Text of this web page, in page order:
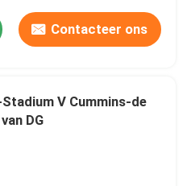
Contacteer ons
Stadium V Cummins-de
DG